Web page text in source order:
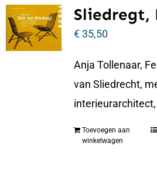
Sliedregt,
€35,50
Anja Tollenaar,
van Sliedrecht,
Toevoegen aan
winkelwagen